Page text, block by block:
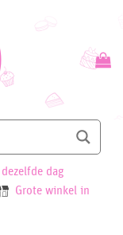
dag
Grote winkel in